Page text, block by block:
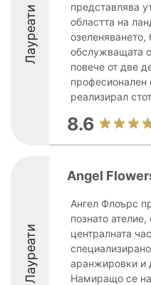
Лауреати
представлява
областта на
обслужващата
повече от две
професионален
реализирал
8.6
Лауреати
Angel
Ангел Флоърс
познато
централната
аранжировки и
Намиращо се